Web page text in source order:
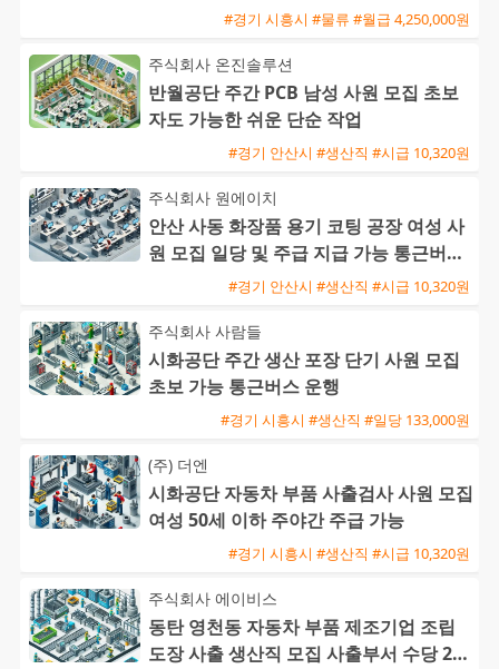
#경기 시흥시 #물류 #월급 4,250,000원
주식회사 온진솔루션
반월공단 주간 PCB 남성 사원 모집 초보
자도 가능한 쉬운 단순 작업
#경기 안산시 #생산직 #시급 10,320원
주식회사 원에이치
안산 사동 화장품 용기 코팅 공장 여성 사
원 모집 일당 및 주급 지급 가능 통근버스
#경기 안산시 #생산직 #시급 10,320원
주식회사 사람들
시화공단 주간 생산 포장 단기 사원 모집
초보 가능 통근버스 운행
#경기 시흥시 #생산직 #일당 133,000원
(주) 더엔
시화공단 자동차 부품 사출검사 사원 모집
여성 50세 이하 주야간 주급 가능
#경기 시흥시 #생산직 #시급 10,320원
주식회사 에이비스
동탄 영천동 자동차 부품 제조기업 조립
도장 사출 생산직 모집 사출부서 수당 20